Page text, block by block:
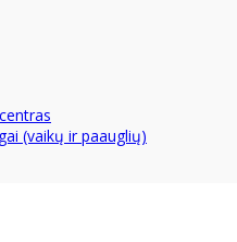
(vaikų ir paauglių)